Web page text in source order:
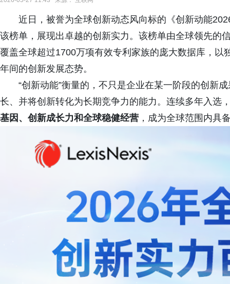
近日，被誉为全球创新动态风向标的《创新动能
该榜单，展现出卓越的创新实力。该榜单由全球领先的
覆盖全球超过1700万项有效专利家族的庞大数据库，以
年间的创新发展态势。
“创新动能”衡量的，不只是企业在某一阶段的创新
长、并将创新转化为长期竞争力的能力。连续多年入选
基因、创新成长力和全球稳健经营 ，成为全球范围内具